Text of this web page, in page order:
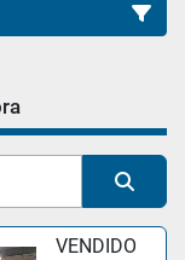
VENDIDO